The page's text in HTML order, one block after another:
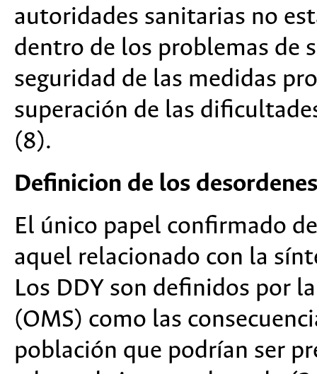
autoridades sanitarias no
dentro de los problemas de
seguridad de las medidas
superación de las
(8).
Definicion de los
El único papel confirmado
aquel relacionado con la
Los DDY son definidos por
(OMS) como las
población que podrían ser